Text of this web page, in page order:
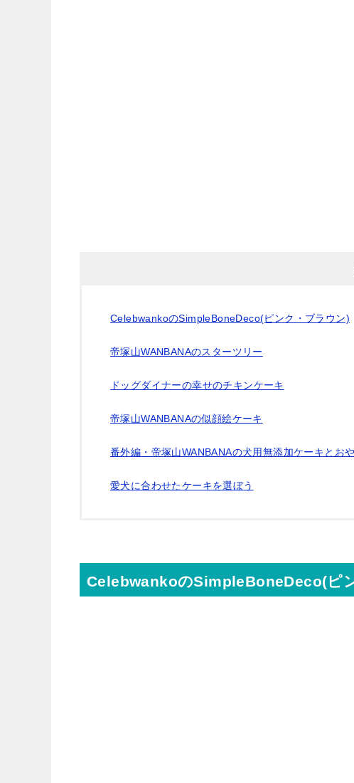
CelebwankoのSimpleBoneDeco(ピンク・ブラウン)
帝塚山WANBANAのスターツリー
ドッグダイナーの幸せのチキンケーキ
帝塚山WANBANAの似顔絵ケーキ
番外編・帝塚山WANBANAの犬用無添加ケーキとお
愛犬に合わせたケーキを選ぼう
CelebwankoのSimpleBoneDeco(ピ